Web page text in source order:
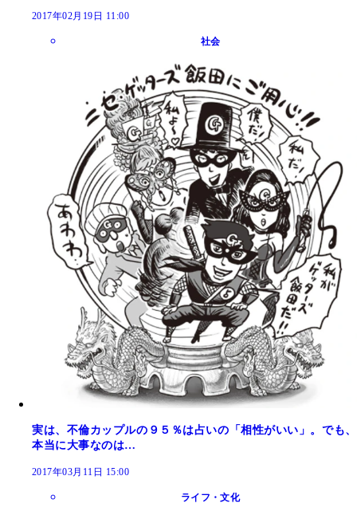
2017年02月19日 11:00
社会
実は、不倫カップルの９５％は占いの「相性がいい」。でも、
本当に大事なのは…
2017年03月11日 15:00
ライフ・文化